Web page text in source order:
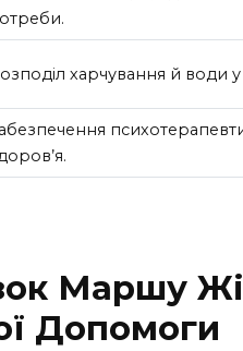
харчування й води
Маршу
Допомоги